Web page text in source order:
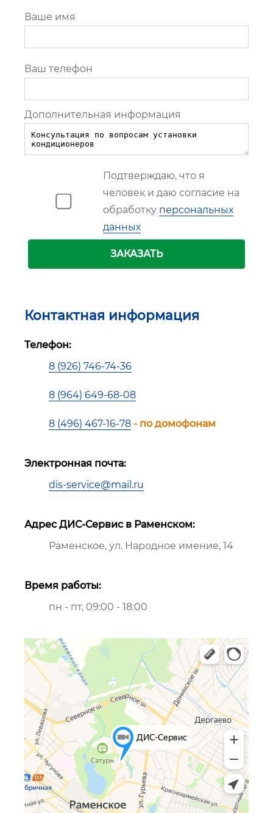
Ваше имя
Ваш телефон
Дополнительная информация
Подтверждаю, что я
человек и даю согласие на
обработку персональных
данных
ЗАКАЗАТЬ
Контактная информация
Телефон:
8 (926) 746-74-36
8 (964) 649-68-08
8 (496) 467-16-78 - по домофонам
Электронная почта:
dis-service@mail.ru
Адрес ДИС-Сервис в Раменском:
Раменское, ул. Народное имение, 14
Время работы:
пн - пт, 09:00 - 18:00